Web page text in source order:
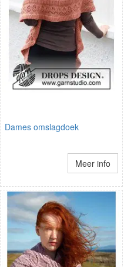
Dames omslagdoek
Meer info